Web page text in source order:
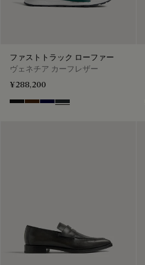
ファストトラック ローファー
ヴェネチア カーフレザー
¥288,200
Nero Grigio
Marrone Intenso
Nero BluNero Fume